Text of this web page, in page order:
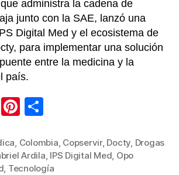
administra la cadena de
junto con la SAE, lanzó una
Digital Med y el ecosistema de
para implementar una solución
entre la medicina y la
país.
E
Pi
er
e
m
p
, Colombia, Copservir, Docty, Drogas
Ardila, IPS Digital Med, Opo
, Tecnología